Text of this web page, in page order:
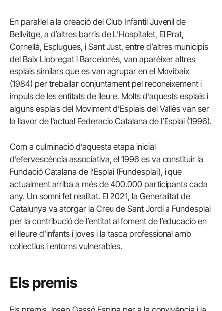
En paral·lel a la creació del Club Infantil Juvenil de
Bellvitge, a d’altres barris de L’Hospitalet, El Prat,
Cornellà, Esplugues, i Sant Just, entre d’altres municipis
del Baix Llobregat i Barcelonès, van aparèixer altres
esplais similars que es van agrupar en el Movibaix
(1984) per treballar conjuntament pel reconeixement i
impuls de les entitats de lleure. Molts d’aquests esplais i
alguns esplais del Moviment d’Esplais del Vallès van ser
la llavor de l’actual Federació Catalana de l’Esplai (1996).
Com a culminació d’aquesta etapa inicial
d’efervescència associativa, el 1996 es va constituir la
Fundació Catalana de l’Esplai (Fundesplai), i que
actualment arriba a més de 400.000 participants cada
any. Un somni fet realitat. El 2021, la Generalitat de
Catalunya va atorgar la Creu de Sant Jordi a Fundesplai
per la contribució de l’entitat al foment de l’educació en
el lleure d’infants i joves i la tasca professional amb
col·lectius i entorns vulnerables.
Els premis